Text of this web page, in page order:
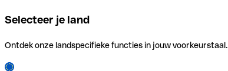
Selecteer je land
Ontdek onze landspecifieke functies in jouw voorkeurstaal.